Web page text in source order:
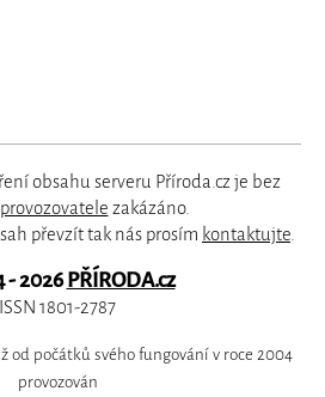
obsahu serveru Příroda.cz je bez
provozovatele zakázáno.
převzít tak nás prosím kontaktujte.
- 2026PŘÍRODA.cz
ISSN 1801-2787
od počátků svého fungování v roce 2004
provozován